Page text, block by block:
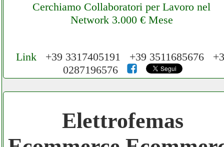
Cerchiamo Collaboratori per Lavoro nel
Network 3.000 € Mese
Cerchiamo Collaboratori per Lavoro nel
Network 3.000 € Mese
Gratis registra il tuo Ecommerce nel
Network
Link+39 3317405191 +39 3511685676
0287196576
Elettrofemas